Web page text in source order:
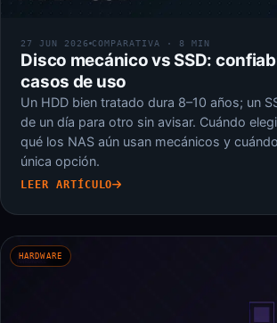
27 JUN 2026 COMPARATIVA · 8 MIN
Disco mecánico vs SSD:
casos de uso
Un HDD bien tratado dura 8–10 años; un
de un día para otro sin avisar. Cuándo
qué los NAS aún usan mecánicos y
única opción.
LEER ARTÍCULO
HARDWARE